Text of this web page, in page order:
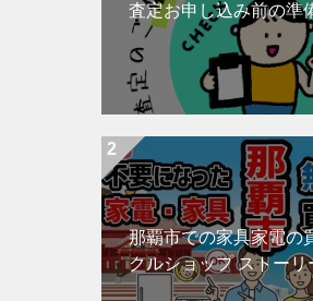
査定お申し込み前の準
那覇市での家具家電の
クルショップ ストーリ